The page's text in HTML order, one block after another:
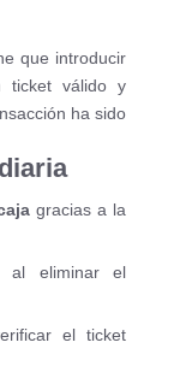
que introducir
ticket válido y
ha sido
gracias a la
al eliminar el
el ticket